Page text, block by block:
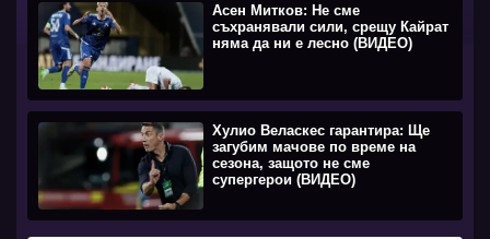
Асен Митков: Не сме
съхранявали сили, срещу Кайрат
няма да ни е лесно (ВИДЕО)
Хулио Веласкес гарантира: Ще
загубим мачове по време на
сезона, защото не сме
супергерои (ВИДЕО)